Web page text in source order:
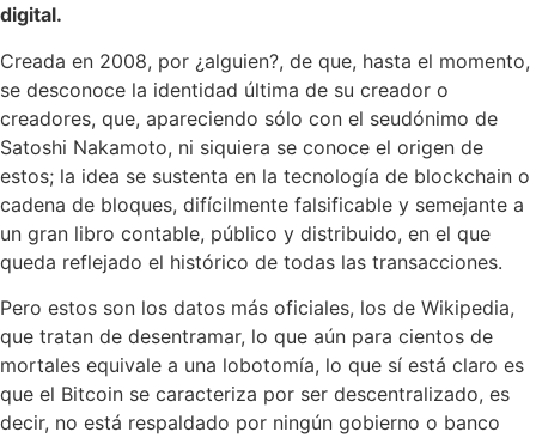
digital.
Creada en 2008, por ¿alguien?, de que, hasta el momento,
se desconoce la identidad última de su creador o
creadores, que, apareciendo sólo con el seudónimo de
Satoshi Nakamoto, ni siquiera se conoce el origen de
estos; la idea se sustenta en la tecnología de blockchain o
cadena de bloques, difícilmente falsificable y semejante a
un gran libro contable, público y distribuido, en el que
queda reflejado el histórico de todas las transacciones.
Pero estos son los datos más oficiales, los de Wikipedia,
que tratan de desentramar, lo que aún para cientos de
mortales equivale a una lobotomía, lo que sí está claro es
que el Bitcoin se caracteriza por ser descentralizado, es
decir, no está respaldado por ningún gobierno o banco